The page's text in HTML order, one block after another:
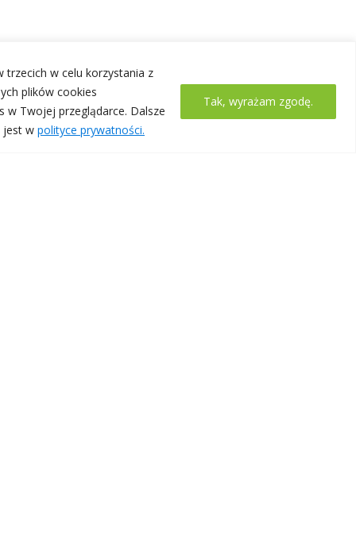
trzecich w celu korzystania z
plików cookies
w Twojej przeglądarce. Dalsze
jest w polityce prywatności.
Tak, wyrażam zgodę.